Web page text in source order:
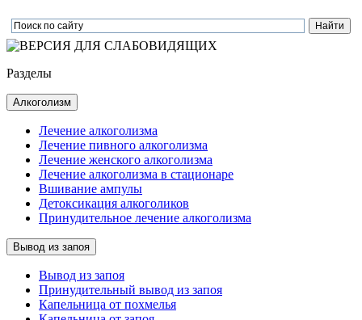
Разделы
Алкоголизм
Лечение алкоголизма
Лечение пивного алкоголизма
Лечение женского алкоголизма
Лечение алкоголизма в стационаре
Вшивание ампулы
Детоксикация алкоголиков
Принудительное лечение алкоголизма
Вывод из запоя
Вывод из запоя
Принудительный вывод из запоя
Капельница от похмелья